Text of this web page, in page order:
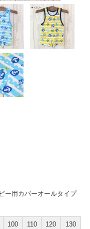
ー用カバーオールタイプ
100 110 120 130